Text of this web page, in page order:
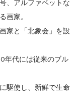
、アルファベットな
画家。
家と「北象会」を設
年代には従来のブル
駆使し、新鮮で生命